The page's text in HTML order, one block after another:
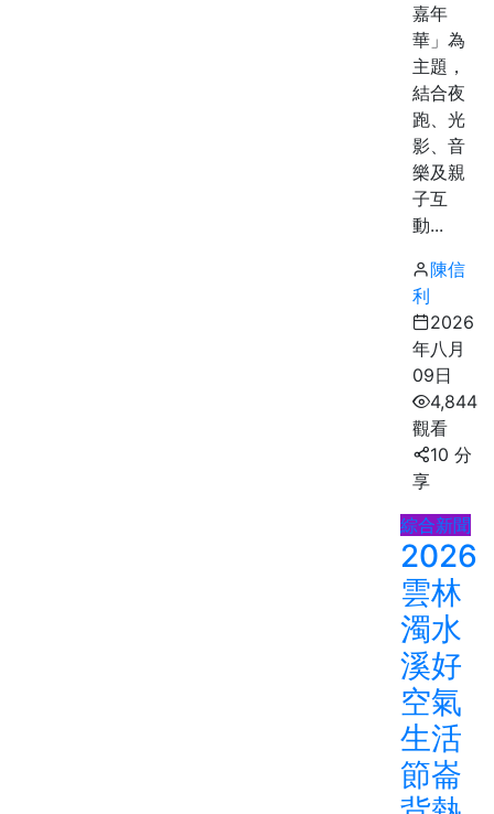
嘉年
華」為
主題，
結合夜
跑、光
影、音
樂及親
子互
動...
陳信
利
2026
年八月
09日
4,844
觀看
10 分
享
綜合新聞
2026
雲林
濁水
溪好
空氣
生活
節崙